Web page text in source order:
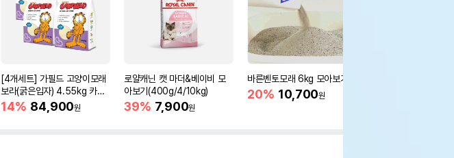
[4개세트] 가필드 고양이모래
보라(굵은입자) 4.55kg 카사
바모래
14% 84,900원
로얄캐닌 캣 마더&베이비 모
아보기(400g/4/10kg)
39% 7,900원
바른벤토모래 6kg 모아보기
20% 10,700원